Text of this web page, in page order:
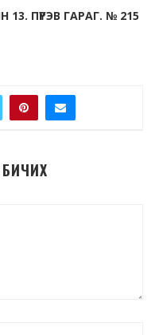
13. ПҮРЭВ ГАРАГ. № 215